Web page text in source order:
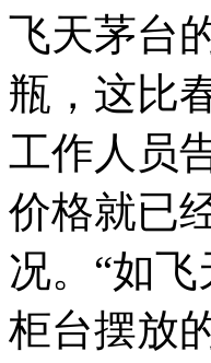
飞天茅台
瓶，这比
工作人员
价格就已
况。“如
柜台摆放